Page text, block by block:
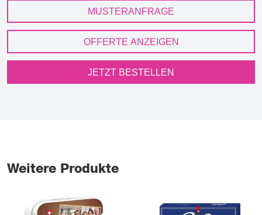
MUSTERANFRAGE
OFFERTE ANZEIGEN
JETZT BESTELLEN
Weitere Produkte